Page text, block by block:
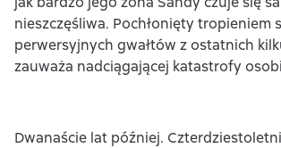
nieszczęśliwa. Pochłonięty tropieniem
perwersyjnych gwałtów z ostatnich
zauważa nadciągającej katastrofy
Dwanaście lat później.